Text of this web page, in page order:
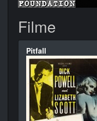
Filme
Pitfall